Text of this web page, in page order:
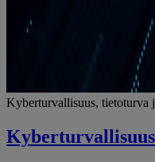
Kyberturvallisuus, tietoturva